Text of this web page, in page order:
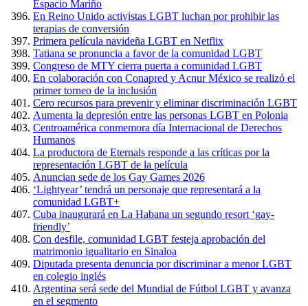
Espacio Mariño
En Reino Unido activistas LGBT luchan por prohibir las
terapias de conversión
Primera película navideña LGBT en Netflix
Tatiana se pronuncia a favor de la comunidad LGBT
Congreso de MTY cierra puerta a comunidad LGBT
En colaboración con Conapred y Acnur México se realizó el
primer torneo de la inclusión
Cero recursos para prevenir y eliminar discriminación LGBT
Aumenta la depresión entre las personas LGBT en Polonia
Centroamérica conmemora día Internacional de Derechos
Humanos
La productora de Eternals responde a las críticas por la
representación LGBT de la película
Anuncian sede de los Gay Games 2026
‘Lightyear’ tendrá un personaje que representará a la
comunidad LGBT+
Cuba inaugurará en La Habana un segundo resort ‘gay-
friendly’
Con desfile, comunidad LGBT festeja aprobación del
matrimonio igualitario en Sinaloa
Diputada presenta denuncia por discriminar a menor LGBT
en colegio inglés
Argentina será sede del Mundial de Fútbol LGBT y avanza
en el segmento